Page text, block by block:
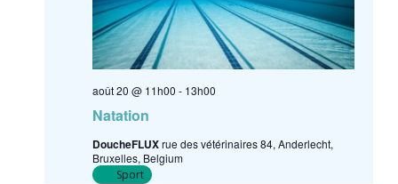
Natation
août 20 @ 11h00 - 13h00
DoucheFLUXrue des vétérinaires 84, Anderlecht,
Bruxelles, Belgium
Sport